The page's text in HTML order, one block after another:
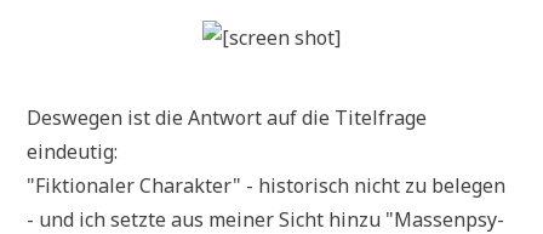
Des­we­gen ist die Ant­wort auf die Titel­fra­ge
eindeutig:
"Fik­tio­na­ler Cha­rak­ter" - histo­risch nicht zu bele­gen
- und ich setz­te aus mei­ner Sicht hin­zu "Mas­sen­psy­